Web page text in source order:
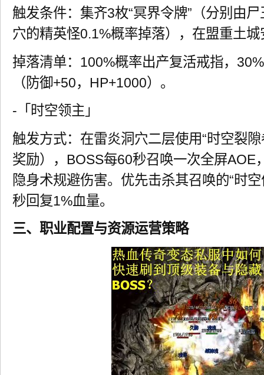
触发条件：集齐3枚“冥界令牌”（分别由
穴的精英怪0.1%概率掉落），在盟重土
掉落清单：100%概率出产复活戒指，
（防御+50，HP+1000）。
-「时空领主」
触发方式：在雷炎洞穴二层使用“时空裂
奖励），BOSS每60秒召唤一次全屏AOE
隐身术规避伤害。优先击杀其召唤的“时
秒回复1%血量。
三、职业配置与资源运营策略